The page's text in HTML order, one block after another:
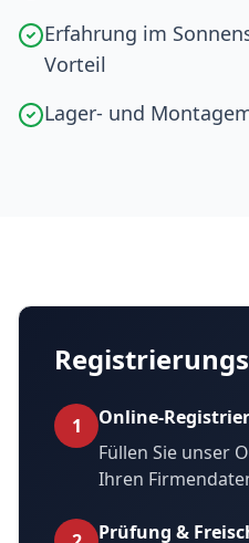
Erfahrung im
Vorteil
Lager- und
1
Online-
Füllen Sie unser
Ihren
Prüfung &